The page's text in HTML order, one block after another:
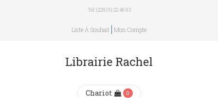
Tel: (229) 51 22 46 93
Liste À Souhait Mon Compte
Librairie Rachel
Chariot 0